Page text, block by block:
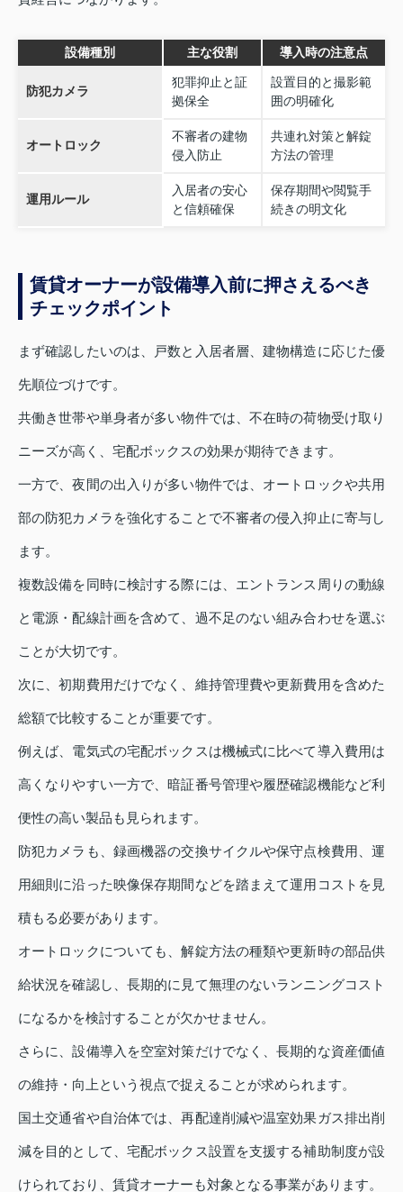
設備種別 主な役割 導入時の注意点
防犯カメラ
犯罪抑止と証
拠保全
設置目的と撮影範
囲の明確化
オートロック
不審者の建物
侵入防止
共連れ対策と解錠
方法の管理
運用ルール
入居者の安心
と信頼確保
保存期間や閲覧手
続きの明文化
賃貸オーナーが設備導入前に押さえるべき
チェックポイント
まず確認したいのは、戸数と入居者層、建物構造に応じた優
先順位づけです。
共働き世帯や単身者が多い物件では、不在時の荷物受け取り
ニーズが高く、宅配ボックスの効果が期待できます。
一方で、夜間の出入りが多い物件では、オートロックや共用
部の防犯カメラを強化することで不審者の侵入抑止に寄与し
ます。
複数設備を同時に検討する際には、エントランス周りの動線
と電源・配線計画を含めて、過不足のない組み合わせを選ぶ
ことが大切です。
次に、初期費用だけでなく、維持管理費や更新費用を含めた
総額で比較することが重要です。
例えば、電気式の宅配ボックスは機械式に比べて導入費用は
高くなりやすい一方で、暗証番号管理や履歴確認機能など利
便性の高い製品も見られます。
防犯カメラも、録画機器の交換サイクルや保守点検費用、運
用細則に沿った映像保存期間などを踏まえて運用コストを見
積もる必要があります。
オートロックについても、解錠方法の種類や更新時の部品供
給状況を確認し、長期的に見て無理のないランニングコスト
になるかを検討することが欠かせません。
さらに、設備導入を空室対策だけでなく、長期的な資産価値
の維持・向上という視点で捉えることが求められます。
国土交通省や自治体では、再配達削減や温室効果ガス排出削
減を目的として、宅配ボックス設置を支援する補助制度が設
けられており、賃貸オーナーも対象となる事業があります。